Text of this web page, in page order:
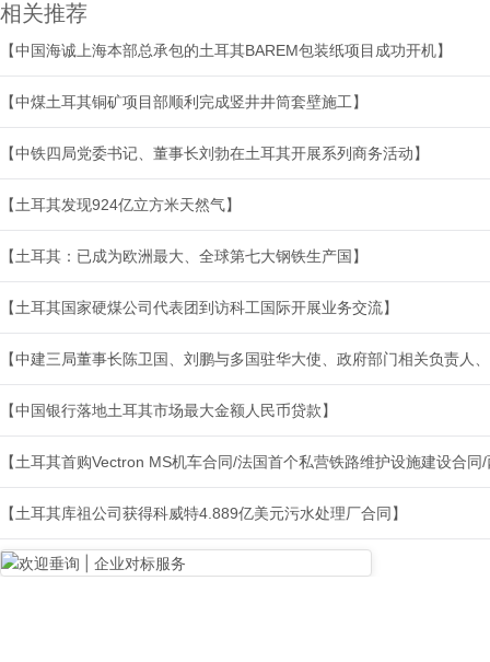
相关推荐
【中国海诚上海本部总承包的土耳其BAREM包装纸项目成功开机】
【中煤土耳其铜矿项目部顺利完成竖井井筒套壁施工】
【中铁四局党委书记、董事长刘勃在土耳其开展系列商务活动】
【土耳其发现924亿立方米天然气】
【土耳其：已成为欧洲最大、全球第七大钢铁生产国】
【土耳其国家硬煤公司代表团到访科工国际开展业务交流】
【中建三局董事长陈卫国、刘鹏与多国驻华大使、政府部门相关负责人
【中国银行落地土耳其市场最大金额人民币贷款】
【土耳其首购Vectron MS机车合同/法国首个私营铁路维护设施建设合
【土耳其库祖公司获得科威特4.889亿美元污水处理厂合同】